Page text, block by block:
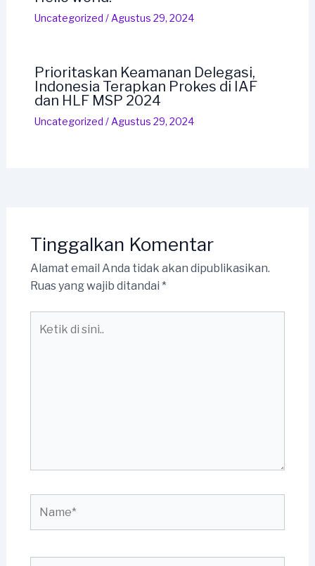
Uncategorized / Agustus 29, 2024
Prioritaskan Keamanan Delegasi,
Indonesia Terapkan Prokes di IAF
dan HLF MSP 2024
Uncategorized / Agustus 29, 2024
Tinggalkan Komentar
Alamat email Anda tidak akan dipublikasikan.
Ruas yang wajib ditandai *